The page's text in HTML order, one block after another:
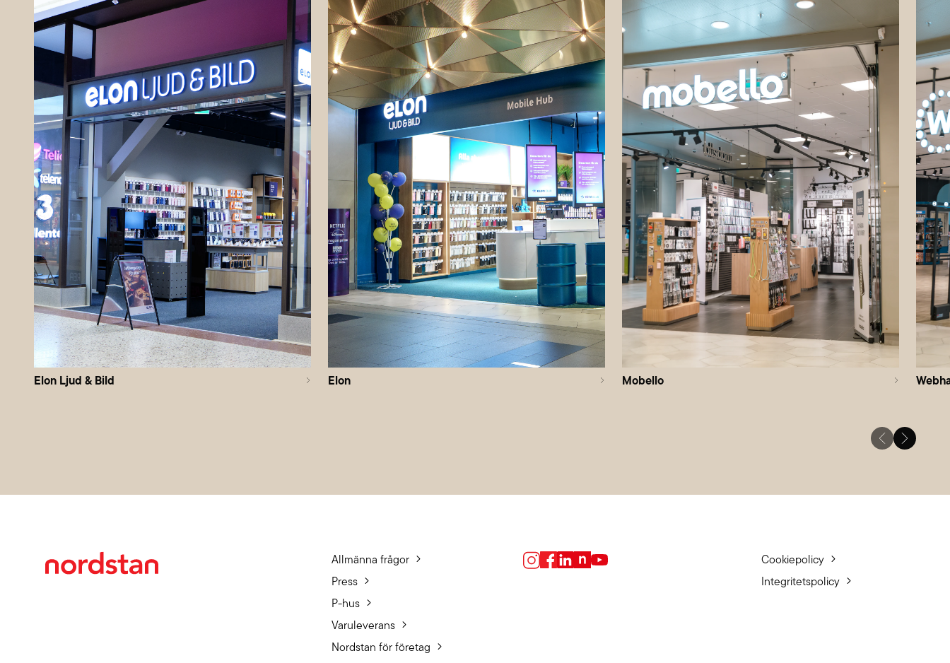
Elon Ljud & Bild Elon Mobello
Allmänna frågor
Press
P-hus
Varuleverans
Nordstan för företag
Cookiepolicy
Integritetspolicy